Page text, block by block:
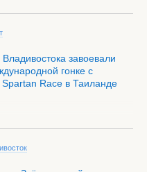
завоевали
гонке с
Spartan Race в Таиланде